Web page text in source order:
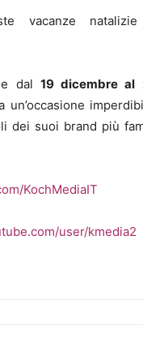
vacanze
dal 19 dicembre al
un’occasione
dei suoi brand più
KochMediaIT
user/kmedia2